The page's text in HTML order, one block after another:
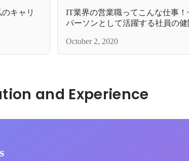
キャリ
IT業界の営業職ってこんな仕事
パーソンとして活躍する社員の
October 2, 2020